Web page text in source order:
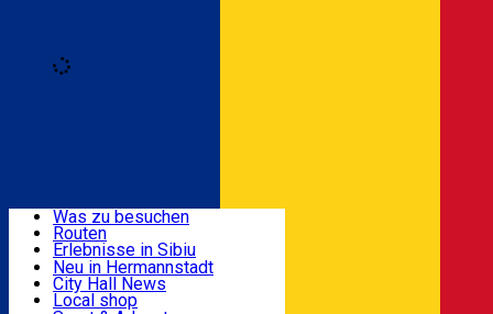
Nützliche informationen
Aktivitäten & Abenteuer
Was zu besuchen
Routen
Erlebnisse in Sibiu
Podcast
Kultur
Museen
Neu in Hermannstadt
City Hall News
Local shop